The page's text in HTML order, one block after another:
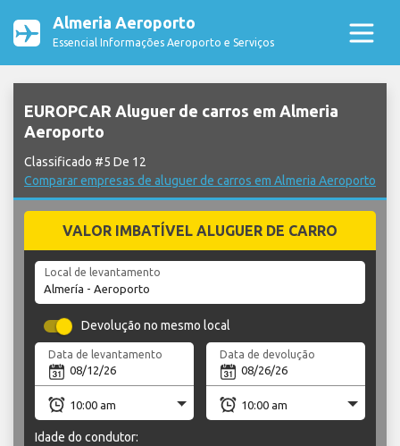
Almeria Aeroporto
Essencial Informações Aeroporto e Serviços
EUROPCAR Aluguer de carros em Almeria
Aeroporto
Classificado #5 De 12
Comparar empresas de aluguer de carros em Almeria Aeroporto
VALOR IMBATÍVEL ALUGUER DE CARRO
Local de levantamento
Devolução no mesmo local
Data de levantamento Data de devolução
Idade do condutor: